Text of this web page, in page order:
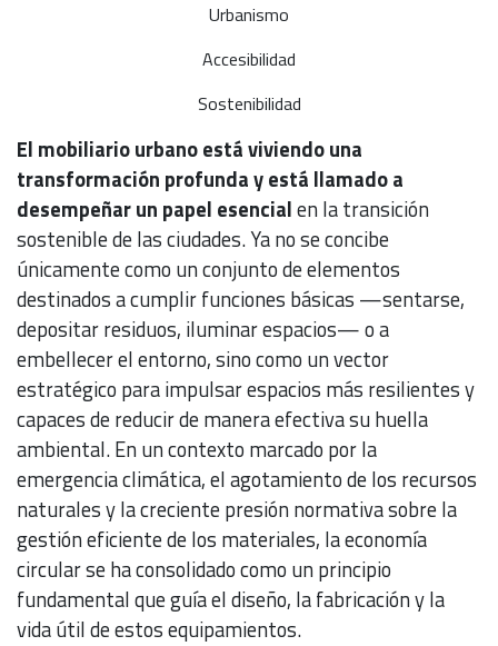
Urbanismo
Accesibilidad
Sostenibilidad
El mobiliario urbano está viviendo una
transformación profunda y está llamado a
desempeñar un papel esencialen la transición
sostenible de las ciudades. Ya no se concibe
únicamente como un conjunto de elementos
destinados a cumplir funciones básicas —sentarse,
depositar residuos, iluminar espacios— o a
embellecer el entorno, sino como un vector
estratégico para impulsar espacios más resilientes y
capaces de reducir de manera efectiva su huella
ambiental. En un contexto marcado por la
emergencia climática, el agotamiento de los recursos
naturales y la creciente presión normativa sobre la
gestión eficiente de los materiales, la economía
circular se ha consolidado como un principio
fundamental que guía el diseño, la fabricación y la
vida útil de estos equipamientos.